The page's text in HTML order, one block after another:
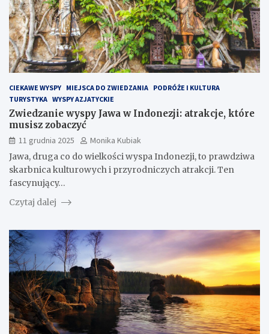
CIEKAWE WYSPY MIEJSCA DO ZWIEDZANIA PODRÓŻE I KULTURA
TURYSTYKA WYSPY AZJATYCKIE
Zwiedzanie wyspy Jawa w Indonezji: atrakcje, które
musisz zobaczyć
11 grudnia 2025
Monika Kubiak
Jawa, druga co do wielkości wyspa Indonezji, to prawdziwa
skarbnica kulturowych i przyrodniczych atrakcji. Ten
fascynujący…
Czytaj dalej